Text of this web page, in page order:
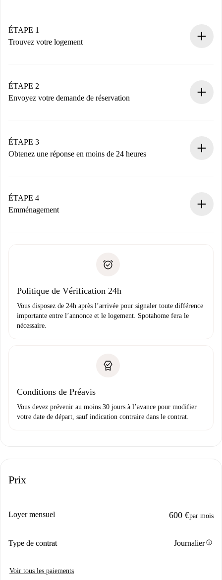
ÉTAPE 1
Trouvez votre logement
Vous disposez à l’avance de toutes les informations
nécessaires.
ÉTAPE 2
Envoyez votre demande de réservation
Nous ne vous facturerons rien tant que le propriétaire
n’aura pas accepté.
ÉTAPE 3
Obtenez une réponse en moins de 24 heures
contact avec le propriétaire.
Si refusé : aucun prélèvement et nous vous proposerons
Justificatif de solvabilité
ÉTAPE 4
Emménagement
uniquement si aucun problème n'est signalé.
Politique de Vérification 24h
Vous disposez de 24h après l’arrivée pour signaler toute différence
importante entre l’annonce et le logement. Spotahome fera le
nécessaire.
Conditions de Préavis
Vous devez prévenir au moins 30 jours à l’avance pour modifier
votre date de départ, sauf indication contraire dans le contrat.
Prix
Loyer mensuel 600 €par mois
Type de contrat Journalierinfo
Voir tous les paiements